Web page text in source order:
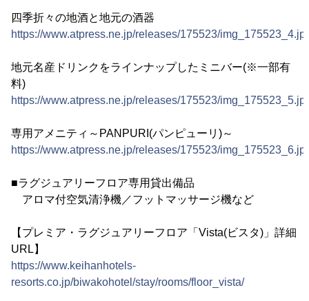
四季折々の地酒と地元の酒器
https://www.atpress.ne.jp/releases/175523/
地元名産ドリンクをラインナップしたミニバー(※一部有
料)
https://www.atpress.ne.jp/releases/175523/
専用アメニティ～PANPURI(パンピューリ)～
https://www.atpress.ne.jp/releases/175523/
■ラグジュアリーフロア専用貸出備品
アロマ付空気清浄機／フットマッサージ機など
【プレミア・ラグジュアリーフロア「Vista(ビスタ)」詳細
URL】
https://www.keihanhotels-
resorts.co.jp/biwakohotel/stay/rooms/floor_vista/